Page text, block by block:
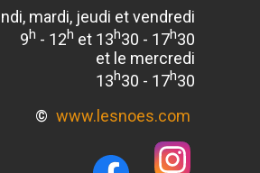
mardi, jeudi et vendredi
9h - 12h et 13h30 - 17h30
et le mercredi
13h30 - 17h30
© www.lesnoes.com